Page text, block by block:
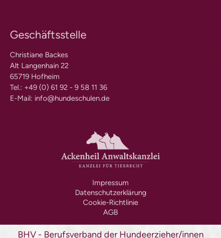
Geschäftsstelle
Christiane Backes
Alt Langenhain 22
65719 Hofheim
Tel.: +49 (0) 61 92 - 9 58 11 36
E-Mail: info@hundeschulen.de
Impressum
Datenschutzerklärung
Cookie-Richtlinie
AGB
BHV - Berufsverband der Hundeerzieher/innen